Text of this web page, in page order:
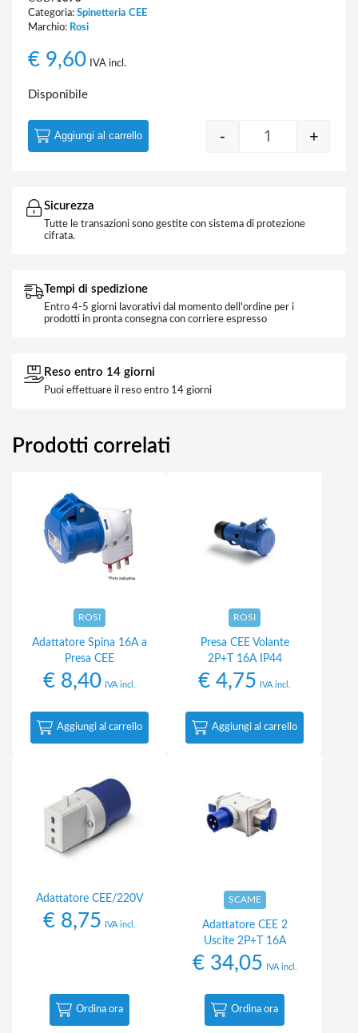
Categoria: Spinetteria CEE
Marchio: Rosi
€ 9,60 IVA incl.
Disponibile
Adattatore da
- +
Aggiungi al carrello
Sicurezza
Tutte le transazioni sono gestite con sistema di protezione
cifrata.
Tempi di spedizione
Entro 4-5 giorni lavorativi dal momento dell'ordine per i
prodotti in pronta consegna con corriere espresso
Reso entro 14 giorni
Puoi effettuare il reso entro 14 giorni
Prodotti correlati
ROSI
Adattatore Spina 16A a
Presa CEE
€ 8,40 IVA incl.
Aggiungi al carrello
ROSI
Presa CEE Volante
2P+T 16A IP44
€ 4,75 IVA incl.
Aggiungi al carrello
Adattatore CEE/220V
€ 8,75 IVA incl.
Ordina ora
SCAME
Adattatore CEE 2
Uscite 2P+T 16A
€34,05 IVA incl.
Ordina ora